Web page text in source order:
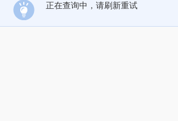
正在查询中，请刷新重试